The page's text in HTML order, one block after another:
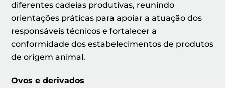
diferentes cadeias produtivas, reunindo
orientações práticas para apoiar a atuação dos
responsáveis técnicos e fortalecer a
conformidade dos estabelecimentos de produtos
de origem animal.
Ovos e derivados